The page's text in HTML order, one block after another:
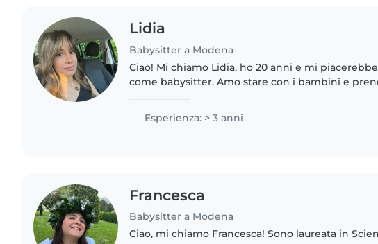
Lidia
Babysitter a Modena
Ciao! Mi chiamo Lidia, ho 20 anni e mi
come babysitter. Amo stare con i bambini e
Esperienza: > 3 anni
Francesca
Babysitter a Modena
Ciao, mi chiamo Francesca! Sono laureata in